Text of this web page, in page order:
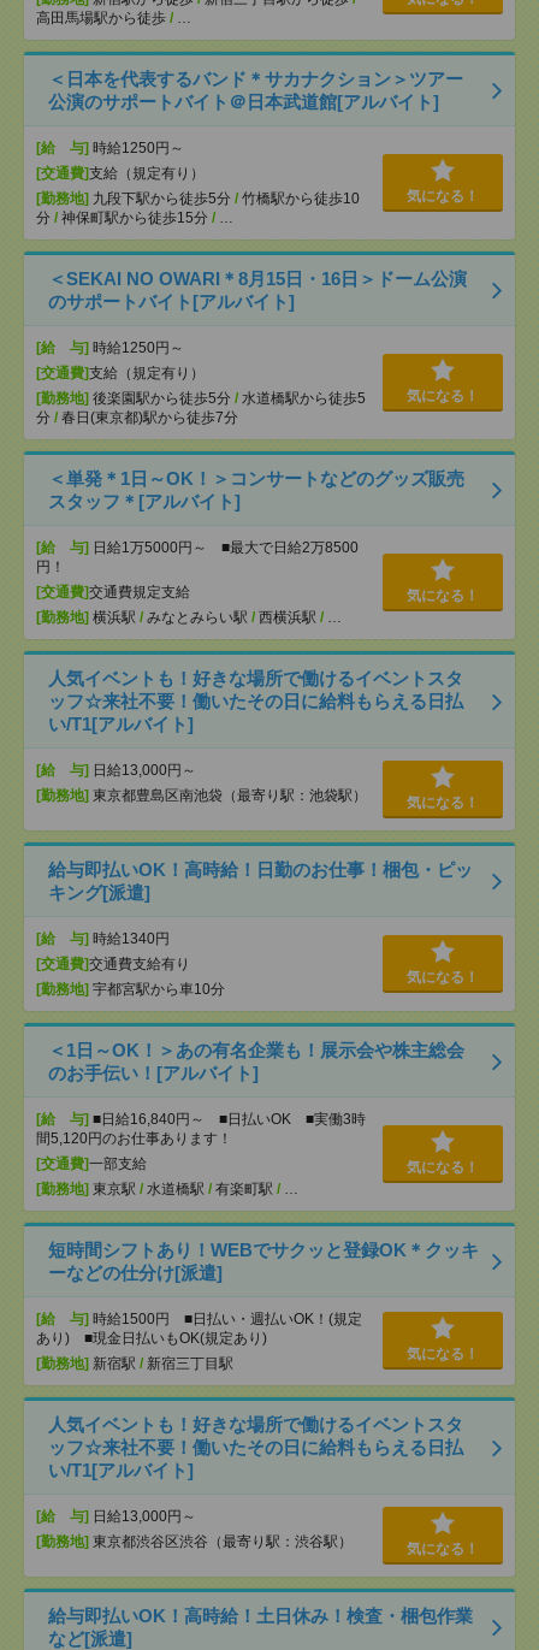
高田馬場駅から徒歩 / …
＜日本を代表するバンド＊サカナクション＞ツアー
公演のサポートバイト＠日本武道館[アルバイト]
[給 与] 時給1250円～
[交通費]支給（規定有り）
[勤務地] 九段下駅から徒歩5分 / 竹橋駅から徒歩10
分 / 神保町駅から徒歩15分 / …
気になる！
＜SEKAI NO OWARI＊8月15日・16日＞ドーム公演
のサポートバイト[アルバイト]
[給 与] 時給1250円～
[交通費]支給（規定有り）
[勤務地] 後楽園駅から徒歩5分 / 水道橋駅から徒歩5
分 / 春日(東京都)駅から徒歩7分
気になる！
＜単発＊1日～OK！＞コンサートなどのグッズ販売
スタッフ＊[アルバイト]
[給 与] 日給1万5000円～ ■最大で日給2万8500
円！
[交通費]交通費規定支給
[勤務地] 横浜駅 / みなとみらい駅 / 西横浜駅 / …
気になる！
人気イベントも！好きな場所で働けるイベントスタ
ッフ☆来社不要！働いたその日に給料もらえる日払
い/T1[アルバイト]
[給 与] 日給13,000円～
[勤務地] 東京都豊島区南池袋（最寄り駅：池袋駅） 気になる！
給与即払いOK！高時給！日勤のお仕事！梱包・ピッ
キング[派遣]
[給 与] 時給1340円
[交通費]交通費支給有り
[勤務地] 宇都宮駅から車10分
気になる！
＜1日～OK！＞あの有名企業も！展示会や株主総会
のお手伝い！[アルバイト]
[給 与] ■日給16,840円～ ■日払いOK ■実働3時
間5,120円のお仕事あります！
[交通費]一部支給
[勤務地] 東京駅 / 水道橋駅 / 有楽町駅 / …
気になる！
短時間シフトあり！WEBでサクッと登録OK＊クッキ
ーなどの仕分け[派遣]
[給 与] 時給1500円 ■日払い・週払いOK！(規定
あり) ■現金日払いもOK(規定あり)
[勤務地] 新宿駅 / 新宿三丁目駅
気になる！
人気イベントも！好きな場所で働けるイベントスタ
ッフ☆来社不要！働いたその日に給料もらえる日払
い/T1[アルバイト]
[給 与] 日給13,000円～
[勤務地] 東京都渋谷区渋谷（最寄り駅：渋谷駅） 気になる！
給与即払いOK！高時給！土日休み！検査・梱包作業
など[派遣]